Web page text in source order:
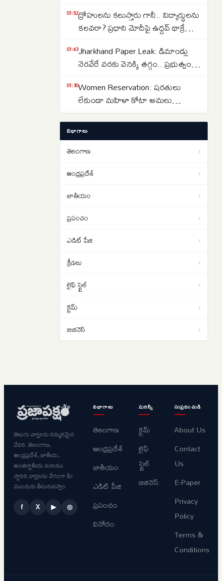
01:52ద్రోహులను కలుస్తారు గానీ.. విద్యార్థులను
కలవరా? ప్రధాని మోదీపై ఉద్ధవ్ థాక్రే
01:43Jharkhand Paper Leak: డిమాండ్లు
నెరవేరే వరకు వెనక్కి తగ్గం.. ప్రభుత్వంతో
01:30Women Reservation: షరతులు
లేకుండా మహిళా కోటా అమలు
చేయాలి.. రాహుల్ గాంధీ డిమాండ్
01:13Strait of Hormuz: హోర్ముజ్ జలసంధిని
తెరవాలంటే ఇరాన్‌తో ట్రంప్ రాజీ
పడాల్సిందే
ఇరాన్ యుద్ధం నుంచి బయటపడదాం..
ట్రంప్‌కు సెంట్కామ్ అధిపతి డాన్ కెయిన్
విభాగాలు
తెలంగాణ ›
ఆంధ్రప్రదేశ్ ›
జాతీయం ›
ప్రపంచం ›
ఎడిట్ పేజి ›
క్రీడలు ›
లైఫ్ స్టైల్ ›
క్రైమ్ ›
బిజినెస్ ›
తెలుగు వార్తలకు నమ్మకమైన
వేదిక. తెలంగాణ,
ఆంధ్రప్రదేశ్, జాతీయ,
అంతర్జాతీయ మరియు
స్థానిక వార్తలను వేగంగా మీ
ముందుకు తీసుకువస్తాం.
f X ▶ ◎
విభాగాలు
తెలంగాణ
ఆంధ్రప్రదేశ్
జాతీయం
ఎడిట్ పేజి
ప్రపంచం
వినోదం
మరిన్నీ
క్రైమ్
లైఫ్
స్టైల్
బిజినెస్
సంప్రదించండి
About Us
Contact
Us
E-Paper
Privacy
Policy
Terms &
Conditions